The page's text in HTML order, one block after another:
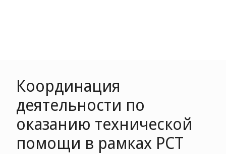
Координация
деятельности по
оказанию технической
помощи в рамках PCT